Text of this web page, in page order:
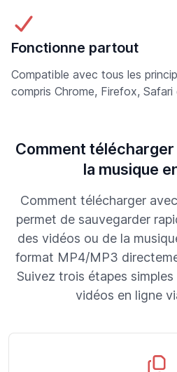
Fonctionne partout
Compatible avec tous les
compris Chrome, Firefox, Safari
Comment
la musique
Comment télécharger
permet de sauvegarder
des vidéos ou de la
format MP4/MP3
Suivez trois étapes
vidéos en ligne